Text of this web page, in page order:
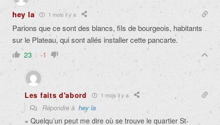
hey la 1 mois il y a
Parions que ce sont des blancs, fils de bourgeois, habitants
sur le Plateau, qui sont allés installer cette pancarte.
23 -1
Les faits d'abord 1 mois il y a
Répondre à hey la
« Quelqu’un peut me dire où se trouve le quartier St-